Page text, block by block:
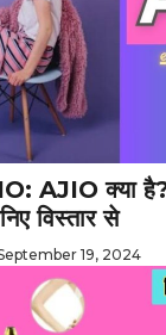
AJIO क्या
विस्तार से
19, 2024